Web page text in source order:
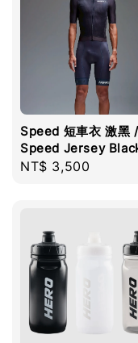
Speed 短車衣 激黑 /
Speed Jersey
Regular
NT$ 3,500